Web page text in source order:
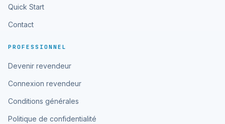
Quick Start
Contact
PROFESSIONNEL
Devenir revendeur
Connexion revendeur
Conditions générales
Politique de confidentialité